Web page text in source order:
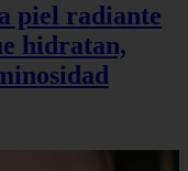
piel radiante
hidratan,